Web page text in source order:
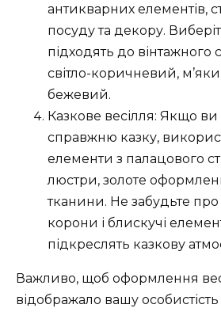
антикварних елементів,
посуду та декору.
підходять до вінтажного
світло-коричневий,
бежевий.
Казкове весілля: Якщо ви
справжню казку,
елементи з палацового
люстри, золоте
тканини. Не забудьте про
корони і блискучі
підкреслять казкову
Важливо, щоб оформлення
відображало вашу особистість